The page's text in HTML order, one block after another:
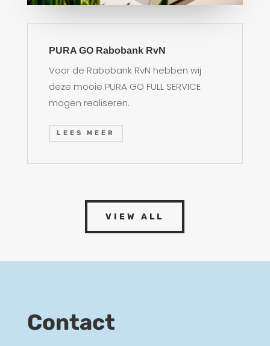
PURA GO Rabobank RvN
Voor de Rabobank RvN hebben wij
deze mooie PURA GO FULL SERVICE
mogen realiseren.
LEES MEER
VIEW ALL
Contact